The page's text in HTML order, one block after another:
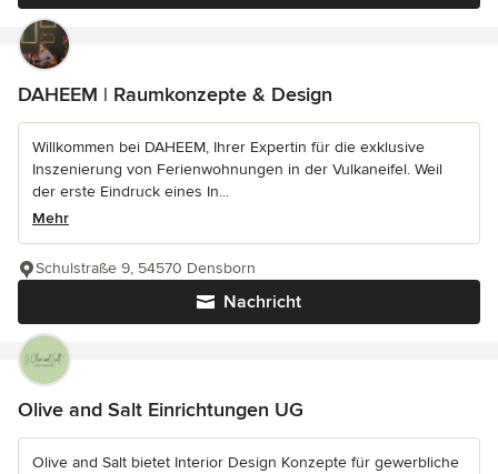
DAHEEM | Raumkonzepte & Design
Willkommen bei DAHEEM, Ihrer Expertin für die exklusive
Inszenierung von Ferienwohnungen in der Vulkaneifel. Weil
der erste Eindruck eines In...
Mehr
Nachricht
Schulstraße 9, 54570 Densborn
Olive and Salt Einrichtungen UG
Olive and Salt bietet Interior Design Konzepte für gewerbliche